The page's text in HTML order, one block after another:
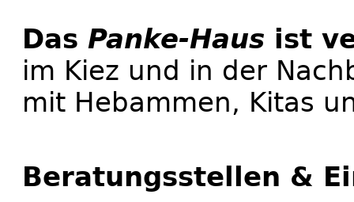
Das Panke-Haus ist
im Kiez und in der
mit Hebammen, Kitas
Beratungsstellen &